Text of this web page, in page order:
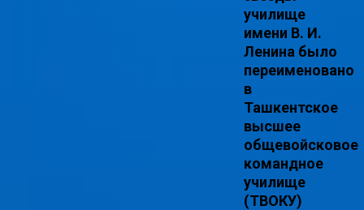
училище
имени В. И.
Ленина было
переименовано
в
Ташкентское
высшее
общевойсковое
командное
училище
(ТВОКУ)